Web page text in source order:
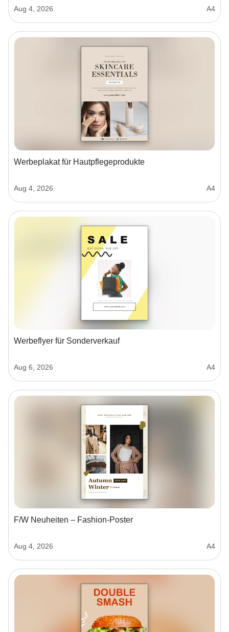
Aug 4, 2026 A4
Werbeplakat für Hautpflegeprodukte
Aug 4, 2026 A4
Werbeflyer für Sonderverkauf
Aug 6, 2026 A4
F/W Neuheiten – Fashion-Poster
Aug 4, 2026 A4